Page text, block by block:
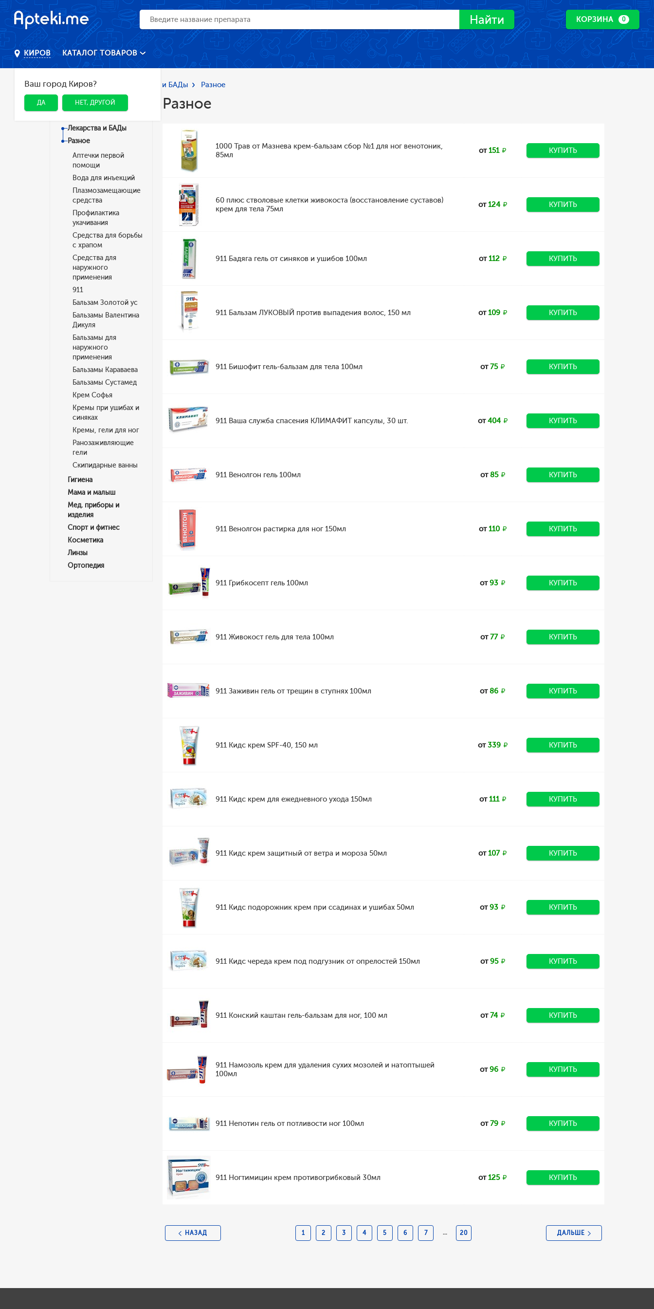
Найти КОРЗИНА 0
КИРОВ
Ваш город Киров?
ДА НЕТ, ДРУГОЙ
КАТАЛОГ ТОВАРОВ
Главная Каталог Лекарства и БАДы Разное
Категории
Лекарства и БАДы
Разное
Аптечки первой
помощи
Вода для инъекций
Плазмозамещающие
средства
Профилактика
укачивания
Средства для борьбы
с храпом
Средства для
наружного
применения
911
Бальзам Золотой ус
Бальзамы Валентина
Дикуля
Бальзамы для
наружного
применения
Бальзамы Караваева
Бальзамы Сустамед
Крем Софья
Кремы при ушибах и
синяках
Кремы, гели для ног
Ранозаживляющие
гели
Скипидарные ванны
Гигиена
Мама и малыш
Мед. приборы и
изделия
Спорт и фитнес
Косметика
Линзы
Ортопедия
Разное
1000 Трав от Мазнева крем-бальзам сбор №1 для ног венотоник,
85мл
от151 КУПИТЬ
60 плюс стволовые клетки живокоста (восстановление суставов)
крем для тела 75мл
от124 КУПИТЬ
911 Бадяга гель от синяков и ушибов 100мл от112 КУПИТЬ
911 Бальзам ЛУКОВЫЙ против выпадения волос, 150 мл от109 КУПИТЬ
911 Бишофит гель-бальзам для тела 100мл от75 КУПИТЬ
911 Ваша служба спасения КЛИМАФИТ капсулы, 30 шт. от404 КУПИТЬ
911 Венолгон гель 100мл от85 КУПИТЬ
911 Венолгон растирка для ног 150мл от110 КУПИТЬ
911 Грибкосепт гель 100мл от93 КУПИТЬ
911 Живокост гель для тела 100мл от77 КУПИТЬ
911 Заживин гель от трещин в ступнях 100мл от86 КУПИТЬ
911 Кидс крем SPF-40, 150 мл от339 КУПИТЬ
911 Кидс крем для ежедневного ухода 150мл от111 КУПИТЬ
911 Кидс крем защитный от ветра и мороза 50мл от107 КУПИТЬ
911 Кидс подорожник крем при ссадинах и ушибах 50мл от93 КУПИТЬ
911 Кидс череда крем под подгузник от опрелостей 150мл от95 КУПИТЬ
911 Конский каштан гель-бальзам для ног, 100 мл от74 КУПИТЬ
911 Намозоль крем для удаления сухих мозолей и натоптышей
100мл
от96 КУПИТЬ
911 Непотин гель от потливости ног 100мл от79 КУПИТЬ
911 Ногтимицин крем противогрибковый 30мл от125 КУПИТЬ
НАЗАД 1 2 3 4 5 6 7 ... 20 ДАЛЬШЕ